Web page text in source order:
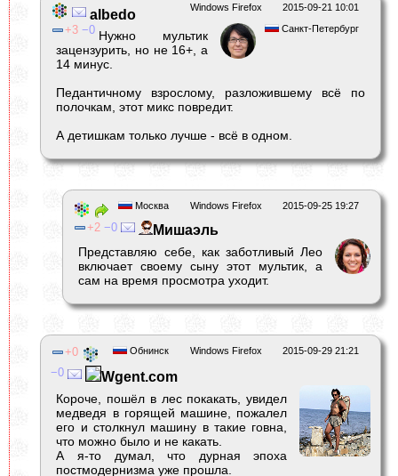
2015-09-21 10:01
Windows Firefox
Санкт-Петербург
3 0
albеdo
Нужно мультик
зацензурить, но не 16+, а
14 минус.
Педантичному взрослому, разложившему всё по
полочкам, этот микс повредит.
А детишкам только лучше - всё в одном.
2015-09-25 19:27
Windows Firefox
Москва
2 0 Мишаэль
Представляю себе, как заботливый Лео
включает своему сыну этот мультик, а
сам на время просмотра уходит.
2015-09-29 21:21
Windows Firefox
Обнинск
0
0
Wgent.com
Короче, пошёл в лес покакать, увидел
медведя в горящей машине, пожалел
его и столкнул машину в такие говна,
что можно было и не какать.
А я-то думал, что дурная эпоха
постмодернизма уже прошла.